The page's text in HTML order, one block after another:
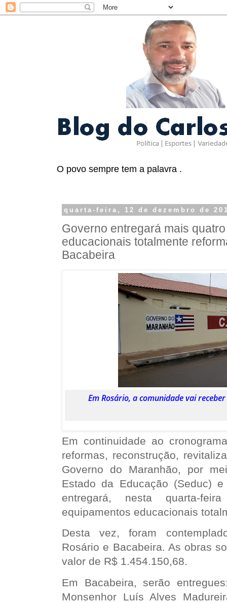
O povo sempre tem a palavra .
quarta-feira, 12 de dezembro de
Governo entregará mais
educacionais totalmente
Bacabeira
Em Rosário, a comunidade vai
Em continuidade ao
reformas, reconstrução,
Governo do Maranhão, por
Estado da Educação (Seduc) e
entregará, nesta quarta-
equipamentos educacionais
Desta vez, foram
Rosário e Bacabeira. As obras
valor de R$ 1.454.150,68.
Em Bacabeira, serão
Monsenhor Luís Alves